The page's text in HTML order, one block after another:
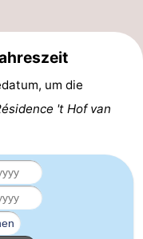
um die
't Hof van